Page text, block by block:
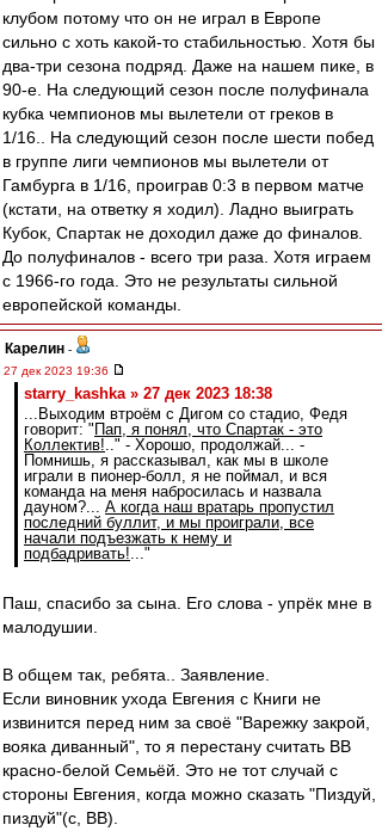
клубом потому что он не играл в Европе
сильно с хоть какой-то стабильностью. Хотя бы
два-три сезона подряд. Даже на нашем пике, в
90-е. На следующий сезон после полуфинала
кубка чемпионов мы вылетели от греков в
1/16.. На следующий сезон после шести побед
в группе лиги чемпионов мы вылетели от
Гамбурга в 1/16, проиграв 0:3 в первом матче
(кстати, на ответку я ходил). Ладно выиграть
Кубок, Спартак не доходил даже до финалов.
До полуфиналов - всего три раза. Хотя играем
с 1966-го года. Это не результаты сильной
европейской команды.
Карелин -
27 дек 2023 19:36
starry_kashka » 27 дек 2023 18:38
...Выходим втроём с Дигом со стадио, Федя
говорит: " Пап, я понял, что Спартак - это
Коллектив!.." - Хорошо, продолжай... -
Помнишь, я рассказывал, как мы в школе
играли в пионер-болл, я не поймал, и вся
команда на меня набросилась и назвала
дауном?... А когда наш вратарь пропустил
последний буллит, и мы проиграли, все
начали подъезжать к нему и
подбадривать!..."
Паш, спасибо за сына. Его слова - упрёк мне в
малодушии.
В общем так, ребята.. Заявление.
Если виновник ухода Евгения с Книги не
извинится перед ним за своё "Варежку закрой,
вояка диванный", то я перестану считать ВВ
красно-белой Семьёй. Это не тот случай с
стороны Евгения, когда можно сказать "Пиздуй,
пиздуй"(с, ВВ).